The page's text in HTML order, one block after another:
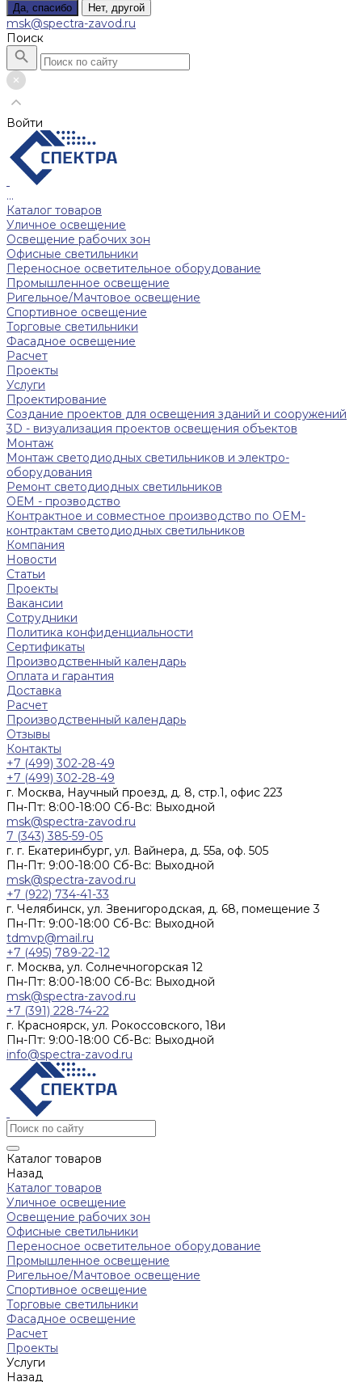
Да, спасибо Нет, другой
msk@spectra-zavod.ru
Поиск
Войти
...
Каталог товаров
Уличное освещение
Освещение рабочих зон
Офисные светильники
Переносное осветительное оборудование
Промышленное освещение
Ригельное/Мачтовое освещение
Спортивное освещение
Торговые светильники
Фасадное освещение
Расчет
Проекты
Услуги
Проектирование
Создание проектов для освещения зданий и сооружений
3D - визуализация проектов освещения объектов
Монтаж
Монтаж светодиодных светильников и электро-
оборудования
Ремонт светодиодных светильников
ОЕМ - прозводство
Контрактное и совместное производство по OEM-
контрактам светодиодных светильников
Компания
Новости
Статьи
Проекты
Вакансии
Сотрудники
Политика конфиденциальности
Сертификаты
Производственный календарь
Оплата и гарантия
Доставка
Расчет
Производственный календарь
Отзывы
Контакты
+7 (499) 302-28-49
+7 (499) 302-28-49
г. Москва, Научный проезд, д. 8, стр.1, офис 223
Пн-Пт: 8:00-18:00 Cб-Вс: Выходной
msk@spectra-zavod.ru
7 (343) 385-59-05
г. г. Екатеринбург, ул. Вайнера, д. 55а, оф. 505
Пн-Пт: 9:00-18:00 Cб-Вс: Выходной
msk@spectra-zavod.ru
+7 (922) 734-41-33
г. Челябинск, ул. Звенигородская, д. 68, помещение 3
Пн-Пт: 9:00-18:00 Cб-Вс: Выходной
tdmvp@mail.ru
+7 (495) 789-22-12
г. Москва, ул. Солнечногорская 12
Пн-Пт: 8:00-18:00 Cб-Вс: Выходной
msk@spectra-zavod.ru
+7 (391) 228-74-22
г. Красноярск, ул. Рокоссовского, 18и
Пн-Пт: 9:00-18:00 Cб-Вс: Выходной
info@spectra-zavod.ru
Каталог товаров
Назад
Каталог товаров
Уличное освещение
Освещение рабочих зон
Офисные светильники
Переносное осветительное оборудование
Промышленное освещение
Ригельное/Мачтовое освещение
Спортивное освещение
Торговые светильники
Фасадное освещение
Расчет
Проекты
Услуги
Назад